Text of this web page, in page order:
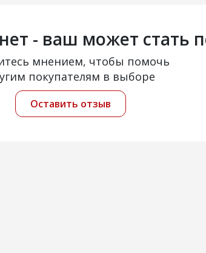
- ваш может стать
мнением, чтобы помочь
покупателям в выборе
Оставить отзыв